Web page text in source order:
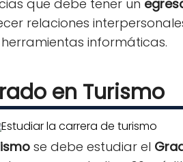
que debe tener un
relaciones
informáticas.
en Turismo
se debe estudiar el